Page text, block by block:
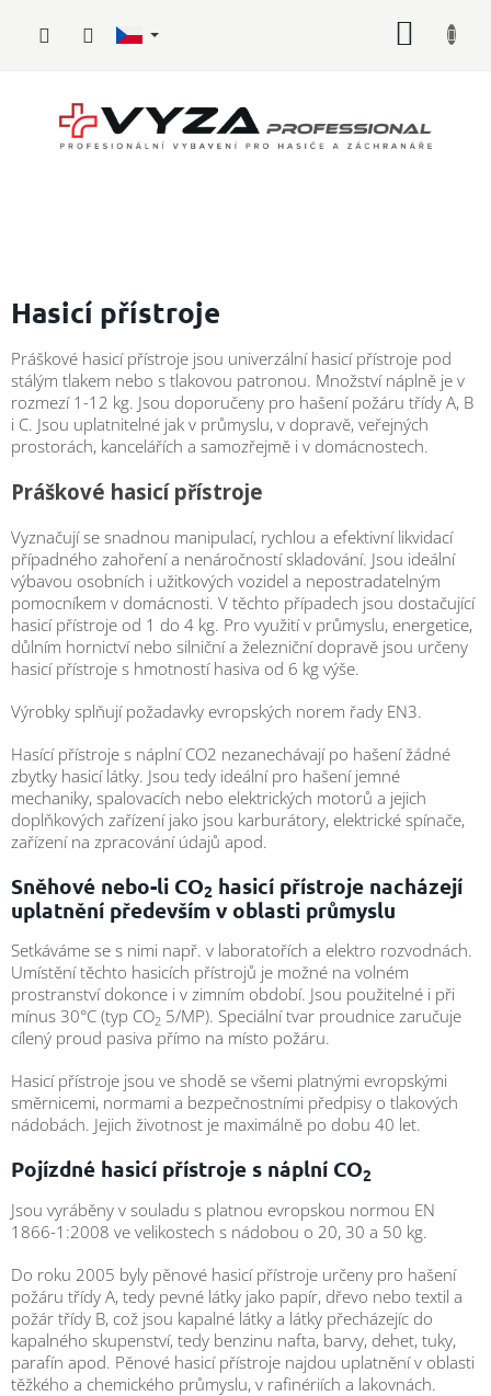
vybavení
Požární
sport
Zdravotnické
vybavení
Oblečení,
obuv
doplňky
★
Nepřehlédněte
★
Individuální
cenová
o
nákupu
Kontakty
Požární
Nepřehlédněte
CZK
/
Přihlášení
Hasicí přístroje
Práškové hasicí přístroje jsou univerzální hasicí přístroje pod
stálým tlakem nebo s tlakovou patronou. Množství náplně je v
rozmezí 1-12 kg. Jsou doporučeny pro hašení požáru třídy A, B
i C. Jsou uplatnitelné jak v průmyslu, v dopravě, veřejných
prostorách, kancelářích a samozřejmě i v domácnostech.
Práškové hasicí přístroje
Vyznačují se snadnou manipulací, rychlou a efektivní likvidací
případného zahoření a nenáročností skladování. Jsou ideální
výbavou osobních i užitkových vozidel a nepostradatelným
pomocníkem v domácnosti. V těchto případech jsou dostačující
hasicí přístroje od 1 do 4 kg. Pro využití v průmyslu, energetice,
důlním hornictví nebo silniční a železniční dopravě jsou určeny
hasicí přístroje s hmotností hasiva od 6 kg výše.
Výrobky splňují požadavky evropských norem řady EN3.
Hasící přístroje s náplní CO2 nezanechávají po hašení žádné
zbytky hasicí látky. Jsou tedy ideální pro hašení jemné
mechaniky, spalovacích nebo elektrických motorů a jejich
doplňkových zařízení jako jsou karburátory, elektrické spínače,
zařízení na zpracování údajů apod.
Sněhové nebo-li CO2 hasicí přístroje nacházejí
uplatnění především v oblasti průmyslu
Setkáváme se s nimi např. v laboratořích a elektro rozvodnách.
Umístění těchto hasicích přístrojů je možné na volném
prostranství dokonce i v zimním období. Jsou použitelné i při
mínus 30°C (typ CO2 5/MP). Speciální tvar proudnice zaručuje
cílený proud pasiva přímo na místo požáru.
Hasicí přístroje jsou ve shodě se všemi platnými evropskými
směrnicemi, normami a bezpečnostními předpisy o tlakových
nádobách. Jejich životnost je maximálně po dobu 40 let.
Pojízdné hasicí přístroje s náplní CO2
Jsou vyráběny v souladu s platnou evropskou normou EN
1866-1:2008 ve velikostech s nádobou o 20, 30 a 50 kg.
Do roku 2005 byly pěnové hasicí přístroje určeny pro hašení
požáru třídy A, tedy pevné látky jako papír, dřevo nebo textil a
požár třídy B, což jsou kapalné látky a látky přecházejíc do
kapalného skupenství, tedy benzinu nafta, barvy, dehet, tuky,
parafín apod. Pěnové hasicí přístroje najdou uplatnění v oblasti
těžkého a chemického průmyslu, v rafinériích a lakovnách.